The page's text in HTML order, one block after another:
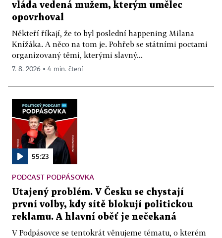
vláda vedená mužem, kterým umělec
opovrhoval
Někteří říkají, že to byl poslední happening Milana
Knížáka. A něco na tom je. Pohřeb se státními poctami
organizovaný těmi, kterými slavný...
7. 8. 2026 ▪ 4 min. čtení
55:23
PODCAST PODPÁSOVKA
Utajený problém. V Česku se chystají
první volby, kdy sítě blokují politickou
reklamu. A hlavní oběť je nečekaná
V Podpásovce se tentokrát věnujeme tématu, o kterém